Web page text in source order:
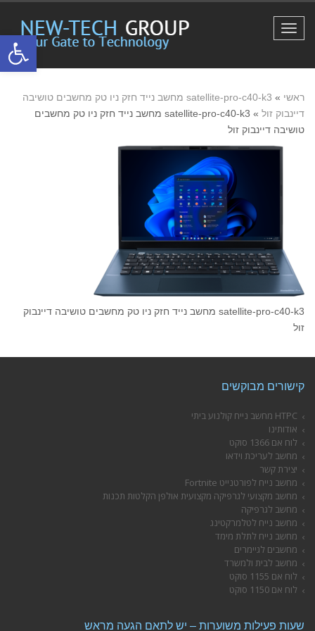
פתח
תפריט
ראשי »
satellite-pro-c40-k3 מחשב נייד חזק ניו טק מחשבים טושיבה
דיינבוק זול »
satellite-pro-c40-k3 מחשב נייד חזק ניו טק מחשבים
טושיבה דיינבוק זול
satellite-pro-c40-k3 מחשב נייד חזק ניו טק מחשבים טושיבה דיינבוק
זול
קישורים מבוקשים
HTPC מחשב נייח קולנוע ביתי
אודותינו
לוח אם 1366 סוקט
מחשב לעריכת וידאו
יצירת קשר
מחשב נייח לפורטנייט Fortnite
מחשב מקצועי לגרפיקה מקצועית אולפן הקלטות תכנות
מחשב לגרפיקה
מחשב נייח לטלמרקטינג
מחשב נייח לתלת מימד
מחשבים לגיימרים
מחשב לבית ולמשרד
לוח אם 1155 סוקט
לוח אם 1150 סוקט
שעות פעילות משוערות – יש לתאם הגעה מראש